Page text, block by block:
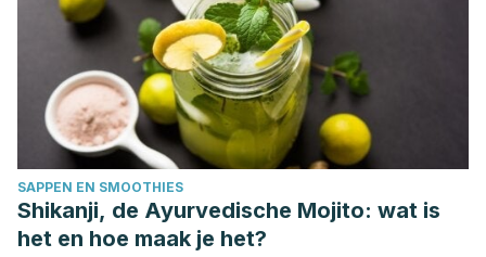
SAPPEN EN SMOOTHIES
Shikanji, de Ayurvedische Mojito: wat is
het en hoe maak je het?